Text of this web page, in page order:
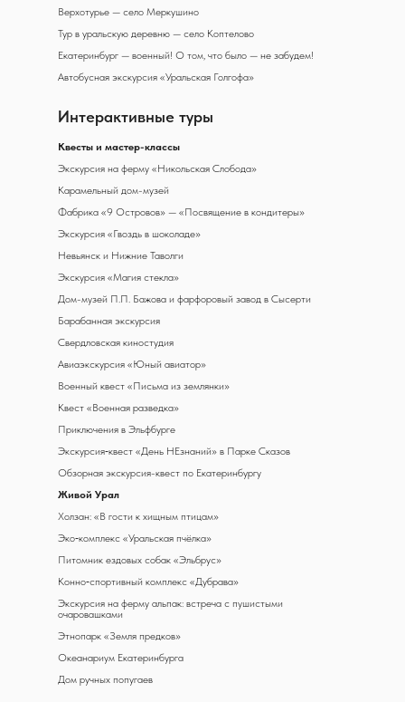
Верхотурье — село Меркушино
Тур в уральскую деревню — село Коптелово
Екатеринбург — военный! О том, что было — не забудем!
Автобусная экскурсия «Уральская Голгофа»
Интерактивные туры
Квесты и мастер-классы
Экскурсия на ферму «Никольская Слобода»
Карамельный дом-музей
Фабрика «9 Островов» — «Посвящение в кондитеры»
Экскурсия «Гвоздь в шоколаде»
Невьянск и Нижние Таволги
Экскурсия «Магия стекла»
Дом-музей П.П. Бажова и фарфоровый завод в Сысерти
Барабанная экскурсия
Свердловская киностудия
Авиаэкскурсия «Юный авиатор»
Военный квест «Письма из землянки»
Квест «Военная разведка»
Приключения в Эльфбурге
Экскурсия‑квест «День НЕзнаний» в Парке Сказов
Обзорная экскурсия-квест по Екатеринбургу
Живой Урал
Холзан: «В гости к хищным птицам»
Эко‑комплекс «Уральская пчёлка»
Питомник ездовых собак «Эльбрус»
Конно‑спортивный комплекс «Дубрава»
Экскурсия на ферму альпак: встреча с пушистыми
очаровашками
Этнопарк «Земля предков»
Океанариум Екатеринбурга
Дом ручных попугаев